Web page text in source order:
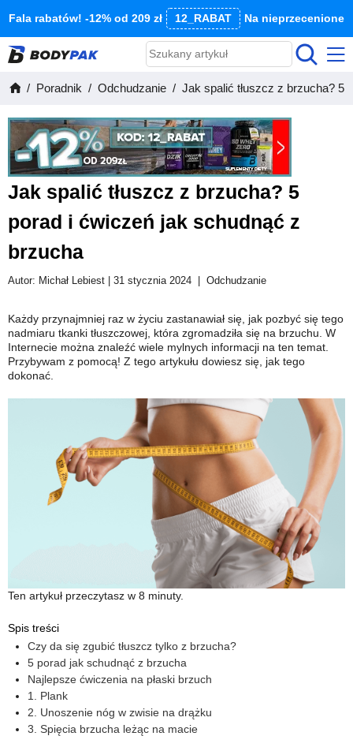
Fala rabatów! -12% od 209 zł 12_RABAT Na nieprzecenione
Poradnik Odchudzanie Jak spalić tłuszcz z brzucha? 5
Jak spalić tłuszcz z brzucha? 5
porad i ćwiczeń jak schudnąć z
brzucha
Autor: Michał Lebiest | 31 stycznia 2024 Odchudzanie
Każdy przynajmniej raz w życiu zastanawiał się, jak pozbyć się tego
nadmiaru tkanki tłuszczowej, która zgromadziła się na brzuchu. W
Internecie można znaleźć wiele mylnych informacji na ten temat.
Przybywam z pomocą! Z tego artykułu dowiesz się, jak tego
dokonać.
Ten artykuł przeczytasz w 8 minuty.
Spis treści
Czy da się zgubić tłuszcz tylko z brzucha?
5 porad jak schudnąć z brzucha
Najlepsze ćwiczenia na płaski brzuch
1. Plank
2. Unoszenie nóg w zwisie na drążku
3. Spięcia brzucha leżąc na macie